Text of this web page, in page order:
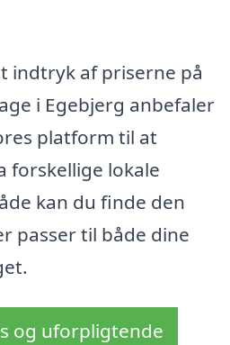
indtryk af priserne på
i Egebjerg anbefaler
platform til at
forskellige lokale
kan du finde den
passer til både dine
og uforpligtende